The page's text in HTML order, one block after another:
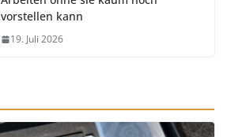
vorstellen kann
19. Juli 2026